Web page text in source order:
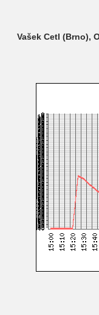
Vašek Cetl (Brno),